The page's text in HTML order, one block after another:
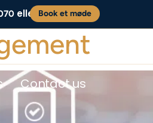
eller Book et møde
Contact us